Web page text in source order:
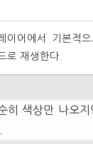
이어에서 기본적
로 재생한다.
히 색상만 나오